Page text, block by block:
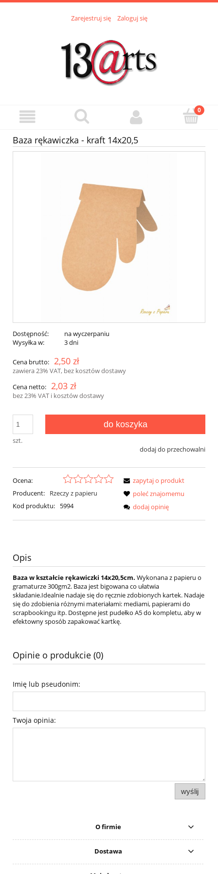
Zarejestruj się Zaloguj się
Baza rękawiczka - kraft 14x20,5
Dostępność:
na wyczerpaniu
Wysyłka w:
3 dni
Cena brutto: 2,50 zł
zawiera 23% VAT, bez kosztów dostawy
Cena netto: 2,03 zł
bez 23% VAT i kosztów dostawy
szt.
do koszyka
dodaj do przechowalni
Ocena:
Producent:
Rzeczy z papieru
Kod produktu:
5994
zapytaj o produkt
poleć znajomemu
dodaj opinię
Opis
Baza w kształcie rękawiczki 14x20,5cm. Wykonana z papieru o
gramaturze 300gm2. Baza jest bigowana co ułatwia
składanie.Idealnie nadaje się do ręcznie zdobionych kartek. Nadaje
się do zdobienia różnymi materiałami: mediami, papierami do
scrapbookingu itp. Dostępne jest pudełko A5 do kompletu, aby w
efektowny sposób zapakować kartkę.
Opinie o produkcie (0)
Imię lub pseudonim:
Twoja opinia:
wyślij
O firmie
Dostawa